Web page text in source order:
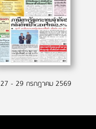
27 - 29 กรกฎาคม 2569